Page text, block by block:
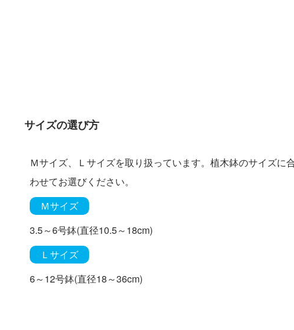
サイズの選び方
Ｍサイズ、Ｌサイズを取り扱っています。植木鉢のサイズに
わせてお選びください。
Ｍサイズ
3.5～6号鉢(直径10.5～18cm)
Ｌサイズ
6～12号鉢(直径18～36cm)